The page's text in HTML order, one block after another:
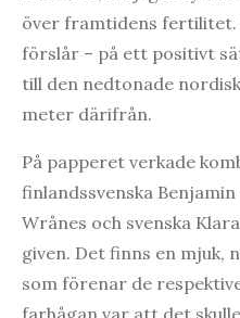
över framtidens fertilitet.
förslår – på ett positivt
till den nedtonade
meter därifrån.
På papperet verkade
finlandssvenska
Wrånes och svenska
given. Det finns en mjuk,
som förenar de